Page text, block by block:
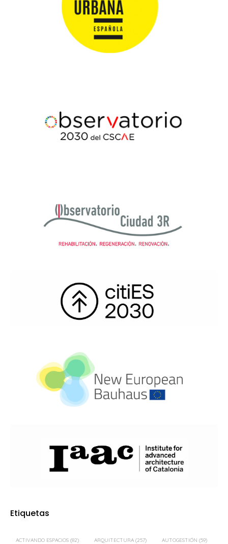
Etiquetas
ACTIVANDO ESPACIOS (82) ARQUITECTURA (257) AUTOGESTIÓN (59)